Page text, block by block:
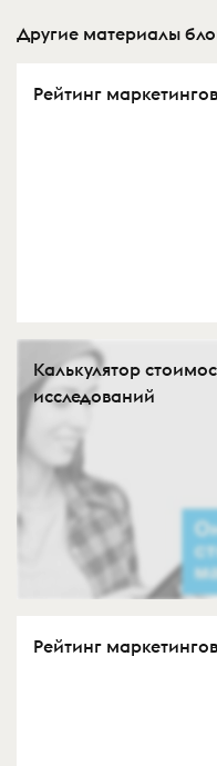
Другие материалы
Рейтинг
Калькулятор
исследований
Рейтинг